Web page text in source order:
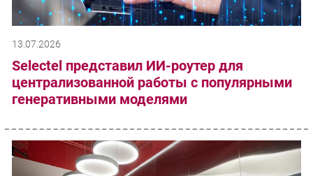
13.07.2026
Selectel представил ИИ-роутер для
централизованной работы с популярными
генеративными моделями